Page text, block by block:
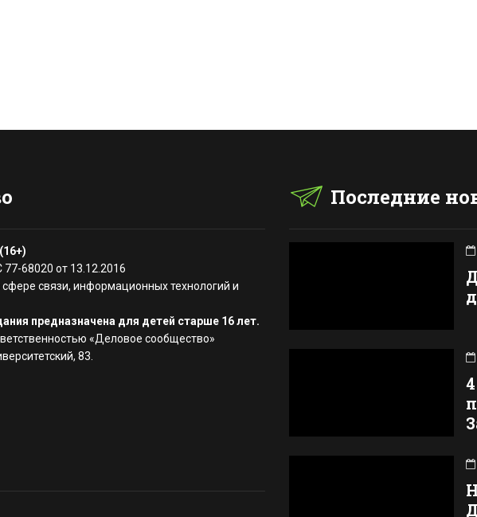
68020 от 13.12.2016
связи, информационных технологий и
предназначена для детей старше 16 лет.
«Деловое сообщество»
83.
Последние